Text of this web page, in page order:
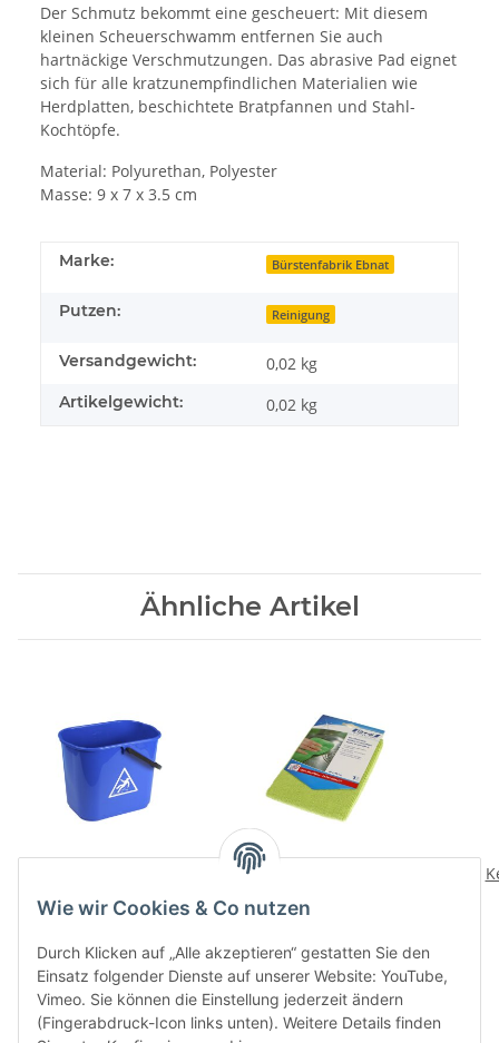
Der Schmutz bekommt eine gescheuert: Mit diesem
kleinen Scheuerschwamm entfernen Sie auch
hartnäckige Verschmutzungen. Das abrasive Pad eignet
sich für alle kratzunempfindlichen Materialien wie
Herdplatten, beschichtete Bratpfannen und Stahl-
Kochtöpfe.
Material: Polyurethan, Polyester
Masse: 9 x 7 x 3.5 cm
Marke: Bürstenfabrik Ebnat
Putzen: Reinigung
Versandgewicht: 0,02 kg
Artikelgewicht: 0,02 kg
Ähnliche Artikel
13,95 CHF *
Wie wir Cookies & Co nutzen
Durch Klicken auf „Alle akzeptieren“ gestatten Sie den
Einsatz folgender Dienste auf unserer Website: YouTube,
Vimeo. Sie können die Einstellung jederzeit ändern
(Fingerabdruck-Icon links unten). Weitere Details finden